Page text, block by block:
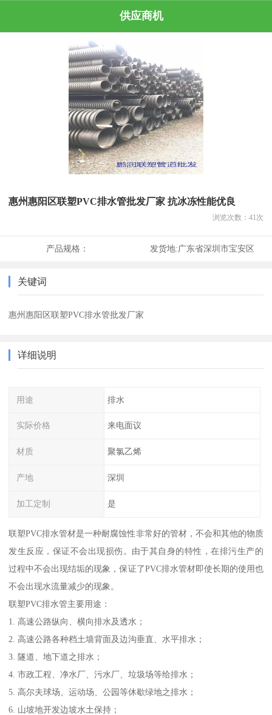
供应商机
惠州惠阳区联塑PVC排水管批发厂家 抗冰冻性能优良
浏览次数： 41 次
产品规格： 发货地:广东省深圳市宝安区
关键词
惠州惠阳区联塑PVC排水管批发厂家
详细说明
用途 排水
实际价格 来电面议
材质 聚氯乙烯
产地 深圳
加工定制 是
联塑PVC排水管材是一种耐腐蚀性非常好的管材，不会和其他的物质
发生反应，保证不会出现损伤。由于其自身的特性，在排污生产的
过程中不会出现结垢的现象，保证了PVC排水管材即使长期的使用也
不会出现水流量减少的现象。
联塑PVC排水管主要用途：
1. 高速公路纵向、横向排水及透水；
2. 高速公路各种档土墙背面及边沟垂直、水平排水；
3. 隧道、地下道之排水；
4. 市政工程、净水厂、污水厂、垃圾场等给排水；
5. 高尔夫球场、运动场、公园等休歇绿地之排水；
6. 山坡地开发边坡水土保持；